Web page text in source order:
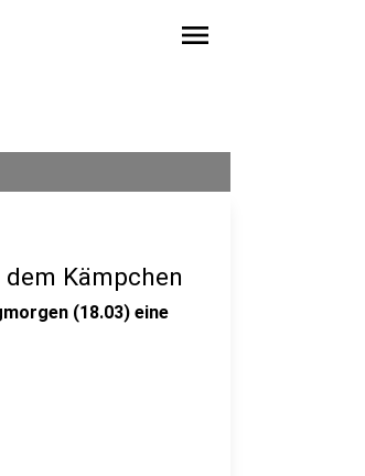
menu
Kämpchen
(18.03) eine